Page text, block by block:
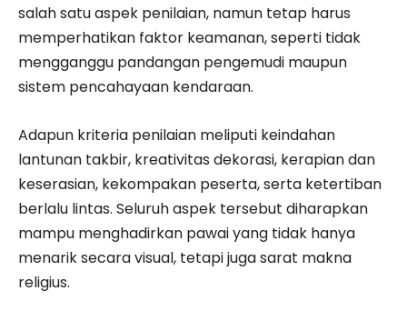
salah satu aspek penilaian, namun tetap harus
memperhatikan faktor keamanan, seperti tidak
mengganggu pandangan pengemudi maupun
sistem pencahayaan kendaraan.
Adapun kriteria penilaian meliputi keindahan
lantunan takbir, kreativitas dekorasi, kerapian dan
keserasian, kekompakan peserta, serta ketertiban
berlalu lintas. Seluruh aspek tersebut diharapkan
mampu menghadirkan pawai yang tidak hanya
menarik secara visual, tetapi juga sarat makna
religius.